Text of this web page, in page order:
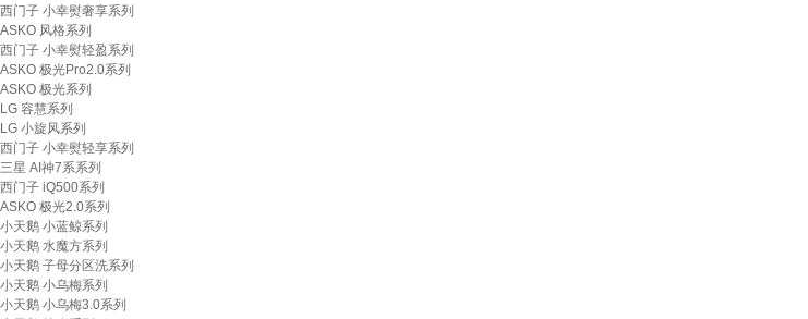
西门子 小幸熨奢享系列
ASKO 风格系列
西门子 小幸熨轻盈系列
ASKO 极光Pro2.0系列
ASKO 极光系列
LG 容慧系列
LG 小旋风系列
西门子 小幸熨轻享系列
三星 AI神7系系列
西门子 iQ500系列
ASKO 极光2.0系列
小天鹅 小蓝鲸系列
小天鹅 水魔方系列
小天鹅 子母分区洗系列
小天鹅 小乌梅系列
小天鹅 小乌梅3.0系列